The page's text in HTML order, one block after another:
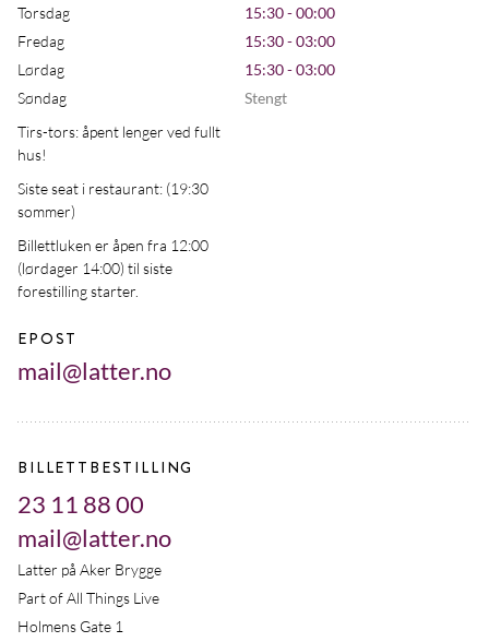
Torsdag
15:30 - 00:00
Fredag
15:30 - 03:00
Lørdag
15:30 - 03:00
Søndag
Stengt
Tirs-tors: åpent lenger ved fullt
hus!
Siste seat i restaurant: (19:30
sommer)
Billettluken er åpen fra 12:00
(lørdager 14:00) til siste
forestilling starter.
EPOST
mail@latter.no
BILLETTBESTILLING
23 11 88 00
mail@latter.no
Latter på Aker Brygge
Part of All Things Live
Holmens Gate 1